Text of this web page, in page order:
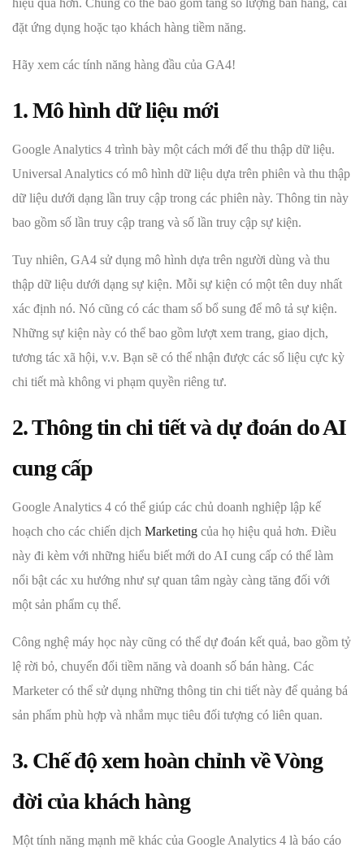
đặt ứng dụng hoặc tạo khách hàng tiềm năng.
Hãy xem các tính năng hàng đầu của GA4!
1. Mô hình dữ liệu mới
Google Analytics 4 trình bày một cách mới để thu thập dữ liệu.
Universal Analytics có mô hình dữ liệu dựa trên phiên và thu thập
dữ liệu dưới dạng lần truy cập trong các phiên này. Thông tin này
bao gồm số lần truy cập trang và số lần truy cập sự kiện.
Tuy nhiên, GA4 sử dụng mô hình dựa trên người dùng và thu
thập dữ liệu dưới dạng sự kiện. Mỗi sự kiện có một tên duy nhất
xác định nó. Nó cũng có các tham số bổ sung để mô tả sự kiện.
Những sự kiện này có thể bao gồm lượt xem trang, giao dịch,
tương tác xã hội, v.v. Bạn sẽ có thể nhận được các số liệu cực kỳ
chi tiết mà không vi phạm quyền riêng tư.
2. Thông tin chi tiết và dự đoán do AI
cung cấp
Google Analytics 4 có thể giúp các chủ doanh nghiệp lập kế
hoạch cho các chiến dịch Marketing của họ hiệu quả hơn. Điều
này đi kèm với những hiểu biết mới do AI cung cấp có thể làm
nổi bật các xu hướng như sự quan tâm ngày càng tăng đối với
một sản phẩm cụ thể.
Công nghệ máy học này cũng có thể dự đoán kết quả, bao gồm tỷ
lệ rời bỏ, chuyển đổi tiềm năng và doanh số bán hàng. Các
Marketer có thể sử dụng những thông tin chi tiết này để quảng bá
sản phẩm phù hợp và nhắm mục tiêu đối tượng có liên quan.
3. Chế độ xem hoàn chỉnh về Vòng
đời của khách hàng
Một tính năng mạnh mẽ khác của Google Analytics 4 là báo cáo